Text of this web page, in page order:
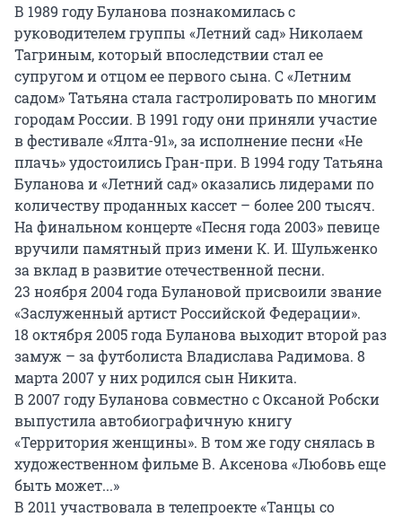
В 1989 году Буланова познакомилась с
руководителем группы «Летний сад» Николаем
Тагриным, который впоследствии стал ее
супругом и отцом ее первого сына. С «Летним
садом» Татьяна стала гастролировать по многим
городам России. В 1991 году они приняли участие
в фестивале «Ялта-91», за исполнение песни «Не
плачь» удостоились Гран-при. В 1994 году Татьяна
Буланова и «Летний сад» оказались лидерами по
количеству проданных кассет – более 200 тысяч.
На финальном концерте «Песня года 2003» певице
вручили памятный приз имени К. И. Шульженко
за вклад в развитие отечественной песни.
23 ноября 2004 года Булановой присвоили звание
«Заслуженный артист Российской Федерации».
18 октября 2005 года Буланова выходит второй раз
замуж – за футболиста Владислава Радимова. 8
марта 2007 у них родился сын Никита.
В 2007 году Буланова совместно с Оксаной Робски
выпустила автобиографичную книгу
«Территория женщины». В том же году снялась в
художественном фильме В. Аксенова «Любовь еще
быть может...»
В 2011 участвовала в телепроекте «Танцы со